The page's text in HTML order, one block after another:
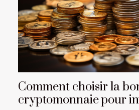
Comment choisir la
cryptomonnaie pour